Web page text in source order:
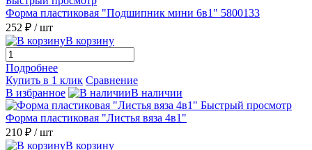
Форма пластиковая "Подшипник мини 6в1" 5800133
252 ₽ / шт
В корзину
Подробнее
Купить в 1 клик Сравнение
В избранное
В наличии
Быстрый просмотр
Форма пластиковая "Листья вяза 4в1"
210 ₽ / шт
В корзину